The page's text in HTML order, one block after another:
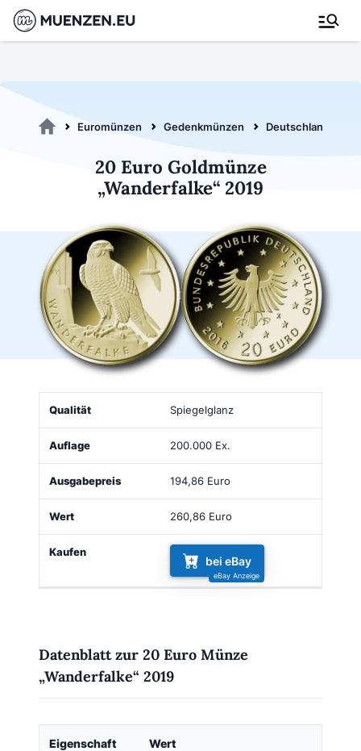
Euromünzen Gedenkmünzen Deutschland 2019
20 Euro Goldmünze
„Wanderfalke“ 2019
Qualität Ausgabepreis
Spiegelglanz
200.000 Ex.
194,86 Euro
260,86 Euro
bei eBay
Datenblatt zur 20 Euro Münze
„Wanderfalke“ 2019
Eigenschaft Wert